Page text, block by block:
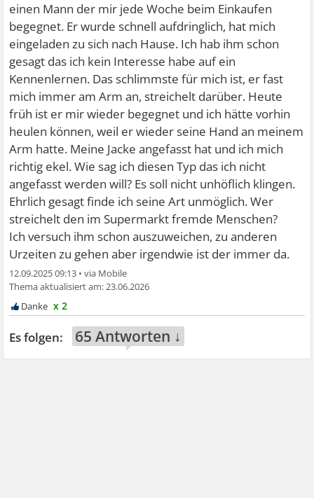
einen Mann der mir jede Woche beim Einkaufen
begegnet. Er wurde schnell aufdringlich, hat mich
eingeladen zu sich nach Hause. Ich hab ihm schon
gesagt das ich kein Interesse habe auf ein
Kennenlernen. Das schlimmste für mich ist, er fast
mich immer am Arm an, streichelt darüber. Heute
früh ist er mir wieder begegnet und ich hätte vorhin
heulen können, weil er wieder seine Hand an meinem
Arm hatte. Meine Jacke angefasst hat und ich mich
richtig ekel. Wie sag ich diesen Typ das ich nicht
angefasst werden will? Es soll nicht unhöflich klingen.
Ehrlich gesagt finde ich seine Art unmöglich. Wer
streichelt den im Supermarkt fremde Menschen?
Ich versuch ihm schon auszuweichen, zu anderen
Urzeiten zu gehen aber irgendwie ist der immer da.
12.09.2025 09:13 •
23.06.2026
x 2
65 Antworten ↓